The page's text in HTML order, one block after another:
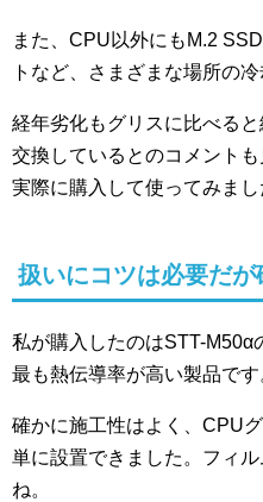
また、CPU以外にもM.2
トなど、さまざまな場所の
経年劣化もグリスに比べる
交換しているとのコメント
実際に購入して使ってみまし
扱いにコツは必要だが
私が購入したのはSTT-M50α
最も熱伝導率が高い製品です
確かに施工性はよく、CPU
単に設置できました。フィ
ね。